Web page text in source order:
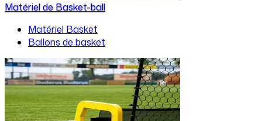
Matériel de Basket-ball
Matériel Basket
Ballons de basket